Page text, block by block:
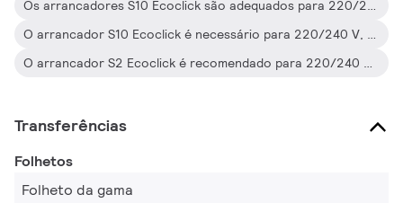
Os arrancadores S10 Ecoclick são adequados para 220/240 V, em aplicações únicas de 4-65 W
O arrancador S10 Ecoclick é necessário para 220/240 V, em aplicação única de 13 W
O arrancador S2 Ecoclick é recomendado para 220/240 V, em aplicação única de 18 W para um desempenho optimizado
Transferências
Folhetos
Folheto da gama